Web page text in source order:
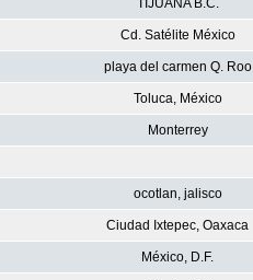
TIJUANA B.C.
Cd. Satélite México
playa del carmen Q. Roo
Toluca, México
Monterrey
ocotlan, jalisco
Ciudad Ixtepec, Oaxaca
México, D.F.